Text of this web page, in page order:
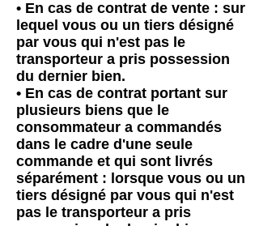
• En cas de contrat de vente : sur
lequel vous ou un tiers désigné
par vous qui n'est pas le
transporteur a pris possession
du dernier bien.
• En cas de contrat portant sur
plusieurs biens que le
consommateur a commandés
dans le cadre d'une seule
commande et qui sont livrés
séparément : lorsque vous ou un
tiers désigné par vous qui n'est
pas le transporteur a pris